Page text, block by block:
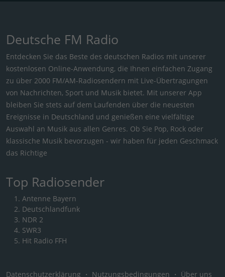
Deutsche FM Radio
Entdecken Sie das Beste des deutschen Radios mit unserer
kostenlosen Online-Anwendung, die Ihnen einfachen Zugang
zu über 2000 FM/AM-Radiosendern mit Live-Übertragungen
von Nachrichten, Sport und Musik bietet. Mit unserer App
bleiben Sie stets auf dem Laufenden über die neuesten
Ereignisse in Deutschland und genießen eine vielfältige
Auswahl an Musik aus allen Genres. Ob Sie Pop, Rock oder
klassische Musik bevorzugen - wir haben für jeden Geschmack
das Richtige
Top Radiosender
Antenne Bayern
Deutschlandfunk
NDR 2
SWR3
Hit Radio FFH
Datenschutzerklärung ・ Nutzungsbedingungen ・ Über uns